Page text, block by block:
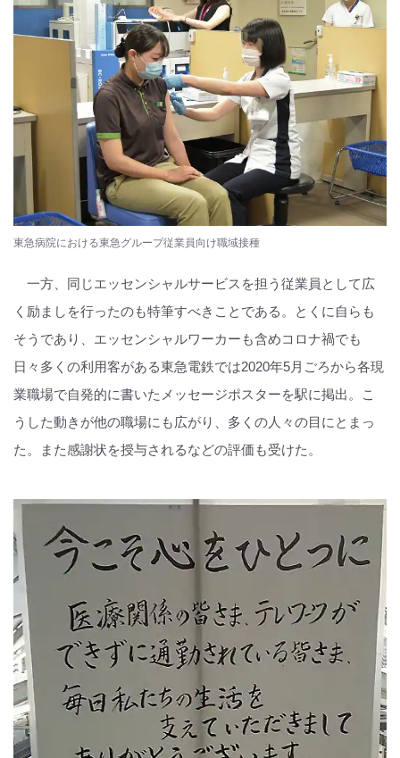
東急病院における東急グループ従業員向け職域接種
一方、同じエッセンシャルサービスを担う従業員として広
く励ましを行ったのも特筆すべきことである。とくに自らも
そうであり、エッセンシャルワーカーも含めコロナ禍でも
日々多くの利用客がある東急電鉄では2020年5月ごろから各現
業職場で自発的に書いたメッセージポスターを駅に掲出。こ
うした動きが他の職場にも広がり、多くの人々の目にとまっ
た。また感謝状を授与されるなどの評価も受けた。